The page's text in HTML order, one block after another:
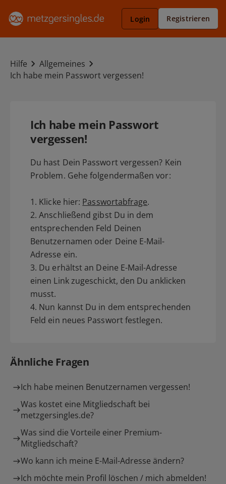
Login Registrieren
Hilfe
Allgemeines
Ich habe mein Passwort vergessen!
Ich habe mein Passwort
vergessen!
Du hast Dein Passwort vergessen? Kein
Problem. Gehe folgendermaßen vor:
1. Klicke hier: Passwortabfrage.
2. Anschließend gibst Du in dem
entsprechenden Feld Deinen
Benutzernamen oder Deine E-Mail-
Adresse ein.
3. Du erhältst an Deine E-Mail-Adresse
einen Link zugeschickt, den Du anklicken
musst.
4. Nun kannst Du in dem entsprechenden
Feld ein neues Passwort festlegen.
Ähnliche Fragen
Ich habe meinen Benutzernamen vergessen!
Was kostet eine Mitgliedschaft bei
metzgersingles.de?
Was sind die Vorteile einer Premium-
Mitgliedschaft?
Wo kann ich meine E-Mail-Adresse ändern?
Ich möchte mein Profil löschen / mich abmelden!